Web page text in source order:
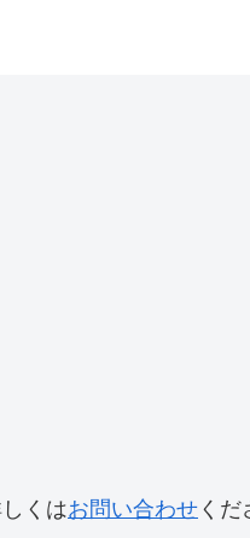
くはお問い合わせ くだ